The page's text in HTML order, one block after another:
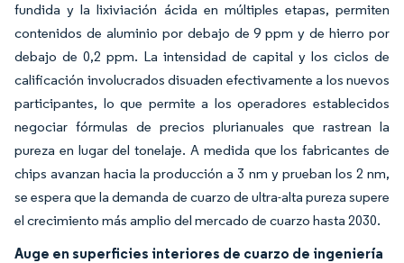
fundida y la lixiviación ácida en múltiples etapas, permiten
contenidos de aluminio por debajo de 9 ppm y de hierro por
debajo de 0,2 ppm. La intensidad de capital y los ciclos de
calificación involucrados disuaden efectivamente a los nuevos
participantes, lo que permite a los operadores establecidos
negociar fórmulas de precios plurianuales que rastrean la
pureza en lugar del tonelaje. A medida que los fabricantes de
chips avanzan hacia la producción a 3 nm y prueban los 2 nm,
se espera que la demanda de cuarzo de ultra-alta pureza supere
el crecimiento más amplio del mercado de cuarzo hasta 2030.
Auge en superficies interiores de cuarzo de ingeniería